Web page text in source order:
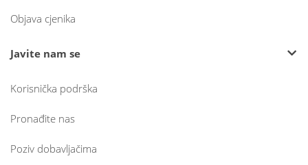
Objava cjenika
Javite nam se
Korisnička podrška
Pronađite nas
Poziv dobavljačima